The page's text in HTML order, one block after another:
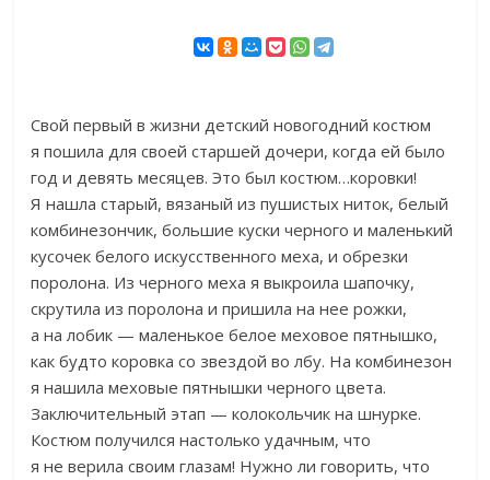
Свой первый в жизни детский новогодний костюм
я пошила для своей старшей дочери, когда ей было
год и девять месяцев. Это был костюм…коровки!
Я нашла старый, вязаный из пушистых ниток, белый
комбинезончик, большие куски черного и маленький
кусочек белого искусственного меха, и обрезки
поролона. Из черного меха я выкроила шапочку,
скрутила из поролона и пришила на нее рожки,
а на лобик — маленькое белое меховое пятнышко,
как будто коровка со звездой во лбу. На комбинезон
я нашила меховые пятнышки черного цвета.
Заключительный этап — колокольчик на шнурке.
Костюм получился настолько удачным, что
я не верила своим глазам! Нужно ли говорить, что